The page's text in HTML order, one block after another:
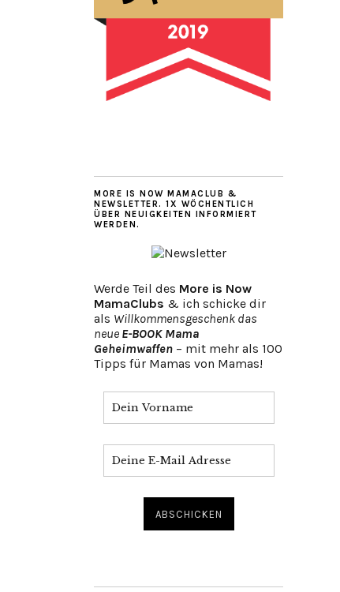
MORE IS NOW MAMACLUB &
NEWSLETTER. 1X WÖCHENTLICH
ÜBER NEUIGKEITEN INFORMIERT
WERDEN.
Werde Teil des More is Now
MamaClubs & ich schicke dir
als Willkommensgeschenk das
neue E-BOOK Mama
Geheimwaffen – mit mehr als 100
Tipps für Mamas von Mamas!